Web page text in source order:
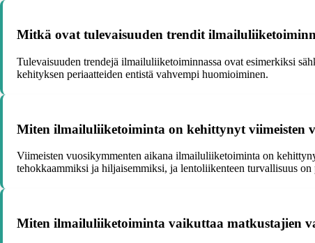
Mitkä ovat tulevaisuuden trendit
Tulevaisuuden trendejä ilmailuliiketoiminnassa ovat esimerkiksi
kehityksen periaatteiden entistä vahvempi huomioiminen.
Miten ilmailuliiketoiminta on kehittynyt viimeisten
Viimeisten vuosikymmenten aikana ilmailuliiketoiminta on
tehokkaammiksi ja hiljaisemmiksi, ja lentoliikenteen turvallisuus on
Miten ilmailuliiketoiminta vaikuttaa matkustajien